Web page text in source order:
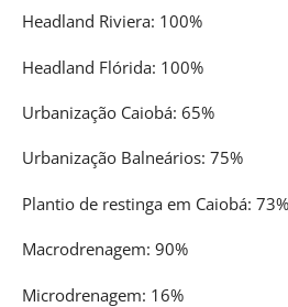
Headland Riviera: 100%
Headland Flórida: 100%
Urbanização Caiobá: 65%
Urbanização Balneários: 75%
Plantio de restinga em Caiobá: 73%
Macrodrenagem: 90%
Microdrenagem: 16%